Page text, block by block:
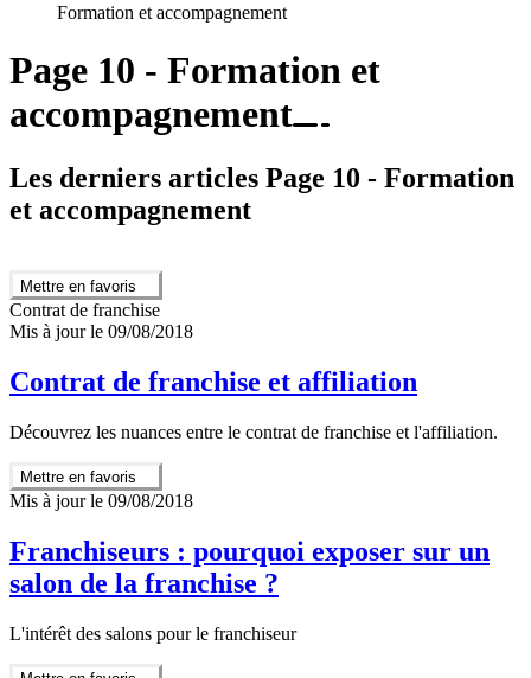
Formation et accompagnement
Page 10 - Formation et
accompagnement
Les derniers articles Page 10 - Formation
et accompagnement
Mettre en favoris
Contrat de franchise
Mis à jour le 09/08/2018
Contrat de franchise et affiliation
Découvrez les nuances entre le contrat de franchise et l'affiliation.
Mettre en favoris
Mis à jour le 09/08/2018
Franchiseurs : pourquoi exposer sur un
salon de la franchise ?
L'intérêt des salons pour le franchiseur